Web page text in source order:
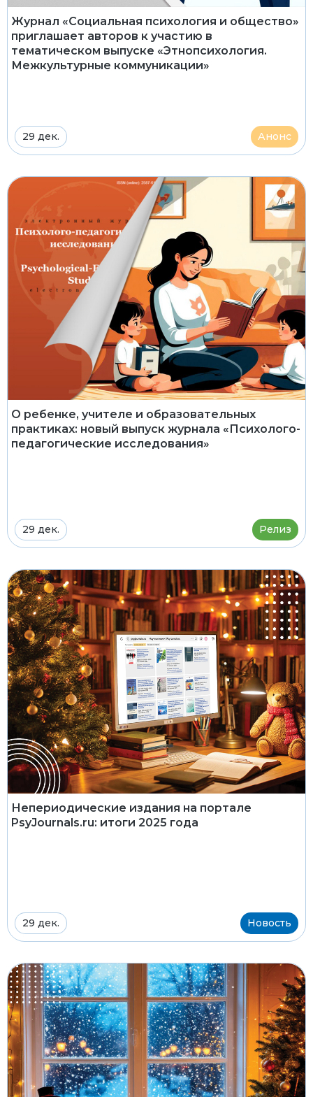
Журнал «Социальная психология и общество»
приглашает авторов к участию в
тематическом выпуске «Этнопсихология.
Межкультурные коммуникации»
29 дек. Анонс
О ребенке, учителе и образовательных
практиках: новый выпуск журнала «Психолого-
педагогические исследования»
29 дек. Релиз
Непериодические издания на портале
PsyJournals.ru: итоги 2025 года
29 дек. Новость